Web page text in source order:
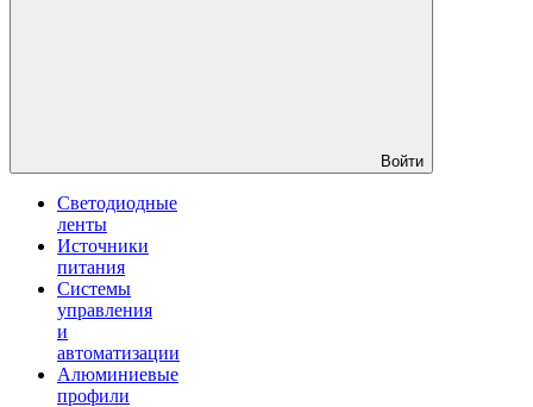
Войти
Светодиодные
ленты
Источники
питания
Системы
управления
и
автоматизации
Алюминиевые
профили